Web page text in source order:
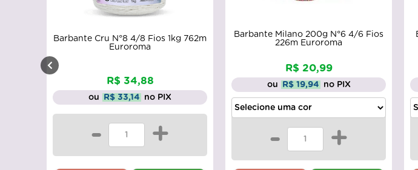
Barbante Cru N°8 4/8 Fios 1kg 762m
Euroroma
R$ 34,88
ou R$ 33,14 no PIX
- +
Barbante Milano 200g N°6 4/6 Fios
226m Euroroma
R$ 20,99
ou R$ 19,94 no PIX
- +